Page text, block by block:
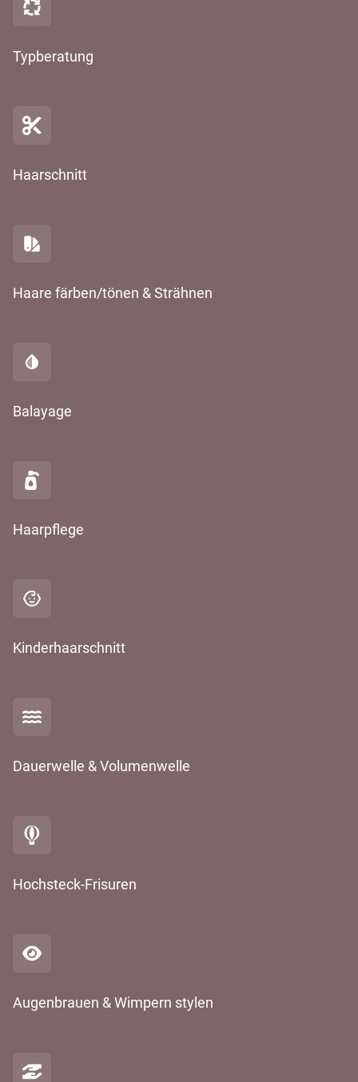
Typberatung
Haarschnitt
Haare färben/tönen & Strähnen
Balayage
Haarpflege
Kinderhaarschnitt
Dauerwelle & Volumenwelle
Hochsteck-Frisuren
Augenbrauen & Wimpern stylen